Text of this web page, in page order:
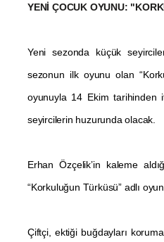
YENİ ÇOCUK OYUNU:
Yeni sezonda küçük
sezonun ilk oyunu olan
oyunuyla 14 Ekim tarihinden
seyircilerin huzurunda olacak.
Erhan Özçelik’in kaleme
“Korkuluğun Türküsü” adlı
Çiftçi, ektiği buğdayları